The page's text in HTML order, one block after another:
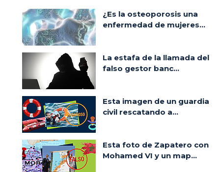
¿Es la osteoporosis una
enfermedad de mujeres...
La estafa de la llamada del
falso gestor banc...
Esta imagen de un guardia
civil rescatando a...
Esta foto de Zapatero con
Mohamed VI y un map...